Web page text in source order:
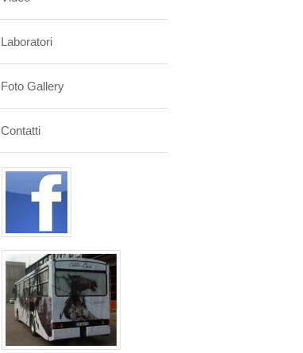
Laboratori
Foto Gallery
Contatti